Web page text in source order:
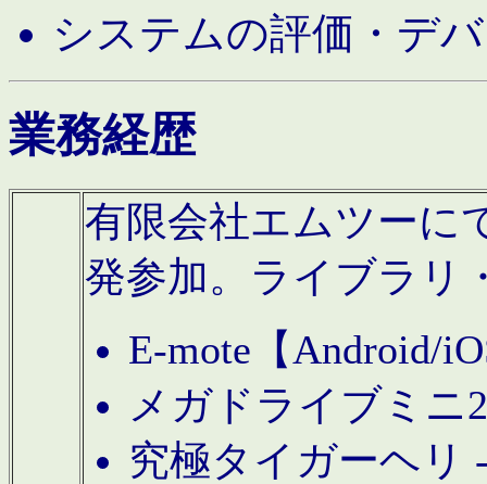
システムの評価・デ
業務経歴
有限会社エムツーに
発参加。ライブラリ
E-mote【Android/
メガドライブミニ
究極タイガーヘリ